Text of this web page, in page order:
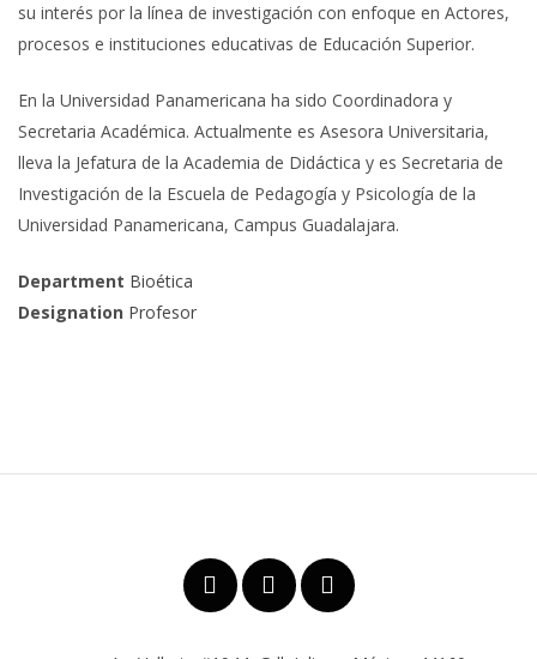
su interés por la línea de investigación con enfoque en Actores,
procesos e instituciones educativas de Educación Superior.
En la Universidad Panamericana ha sido Coordinadora y
Secretaria Académica. Actualmente es Asesora Universitaria,
lleva la Jefatura de la Academia de Didáctica y es Secretaria de
Investigación de la Escuela de Pedagogía y Psicología de la
Universidad Panamericana, Campus Guadalajara.
Department Bioética
Designation Profesor